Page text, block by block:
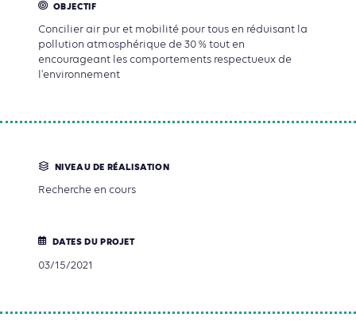
OBJECTIF
Concilier air pur et mobilité pour tous en réduisant la
pollution atmosphérique de 30 % tout en
encourageant les comportements respectueux de
l'environnement
NIVEAU DE RÉALISATION
Recherche en cours
DATES DU PROJET
03/15/2021